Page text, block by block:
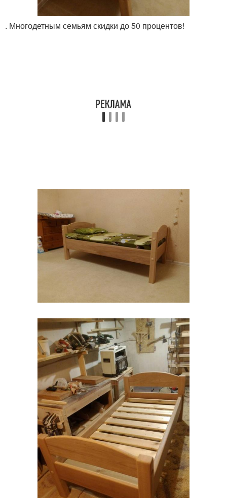
. Многодетным семьям скидки до 50 процентов!